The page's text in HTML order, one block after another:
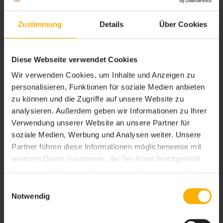
Zustimmung Details Über Cookies
Diese Webseite verwendet Cookies
Wir verwenden Cookies, um Inhalte und Anzeigen zu
personalisieren, Funktionen für soziale Medien anbieten
zu können und die Zugriffe auf unsere Website zu
analysieren. Außerdem geben wir Informationen zu Ihrer
Verwendung unserer Website an unsere Partner für
soziale Medien, Werbung und Analysen weiter. Unsere
Partner führen diese Informationen möglicherweise mit
weiteren Daten zusammen, die Sie ihnen bereitgestellt
Cookies, wenn Sie unsere Webseite weiterhin nutzen.
Notwendig
Reiseveranstalter insolvent: Wie läuft
das mit der...
Dass Fluggesellschaften Pleite gehen oder
Reiseveranstalter insolvent sind, kommt immer mal
wieder...